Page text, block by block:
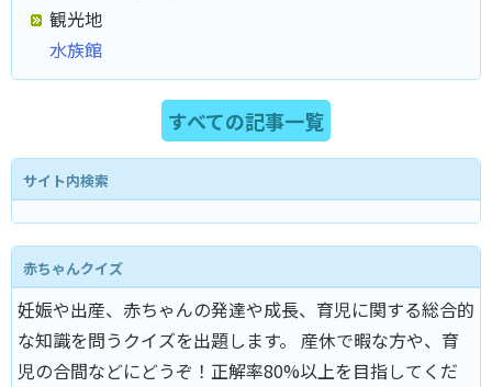
観光地
水族館
すべての記事一覧
サイト内検索
赤ちゃんクイズ
妊娠や出産、赤ちゃんの発達や成長、育児に関する総合的
な知識を問うクイズを出題します。 産休で暇な方や、育
児の合間などにどうぞ！正解率80%以上を目指してくだ